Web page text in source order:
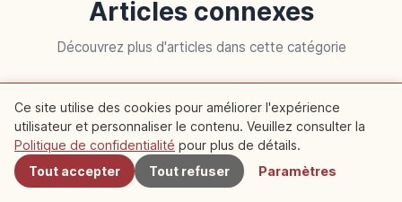
Articles connexes
Découvrez plus d'articles dans cette catégorie
Kyoto Kyoto
À proximité
Ce site utilise des cookies pour améliorer l'expérience
utilisateur et personnaliser le contenu. Veuillez consulter la
Politique de confidentialité pour plus de détails.
Tout accepter
Tout refuser Paramètres